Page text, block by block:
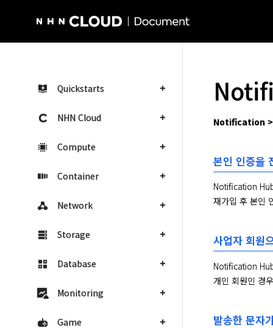
Quickstarts
NHN Cloud
Compute
Container
Network
Storage
Database
Monitoring
Game
Notification >
본인 인증을
Notification
재가입 후 본인
사업자 회원
Notification
개인 회원인 경
발송한 문자